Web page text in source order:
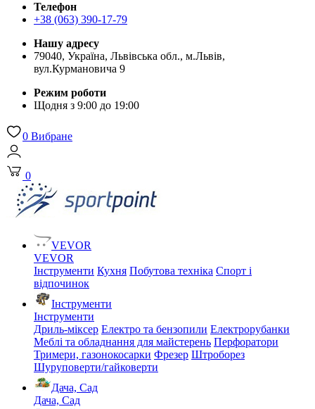
Телефон
+38 (063) 390-17-79
Нашу адресу
79040, Україна, Львівська обл., м.Львів,
вул.Курмановича 9
Режим роботи
Щодня з 9:00 до 19:00
0 Вибране
0
VEVOR
VEVOR
Інструменти Кухня Побутова техніка Спорт і
відпочинок
Інструменти
Інструменти
Дриль-міксер Електро та бензопили Електрорубанки
Меблі та обладнання для майстерень Перфоратори
Тримери, газонокосарки Фрезер Штроборез
Шуруповерти/гайковерти
Дача, Сад
Дача, Сад